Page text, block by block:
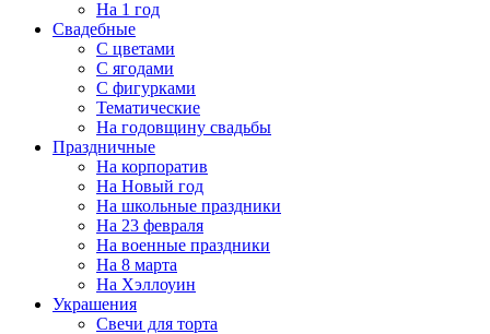
На 1 год
Свадебные
С цветами
С ягодами
С фигурками
Тематические
На годовщину свадьбы
Праздничные
На корпоратив
На Новый год
На школьные праздники
На 23 февраля
На военные праздники
На 8 марта
На Хэллоуин
Украшения
Свечи для торта